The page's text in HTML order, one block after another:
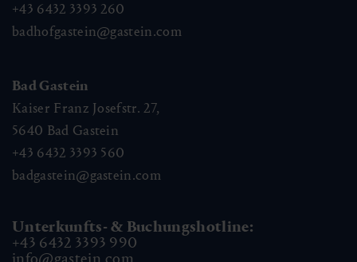
+43 6432 3393 260
badhofgastein@gastein.com
Bad Gastein
Kaiser Franz Josefstr. 27,
5640 Bad Gastein
+43 6432 3393 560
badgastein@gastein.com
Unterkunfts- & Buchungshotline:
+43 6432 3393 990